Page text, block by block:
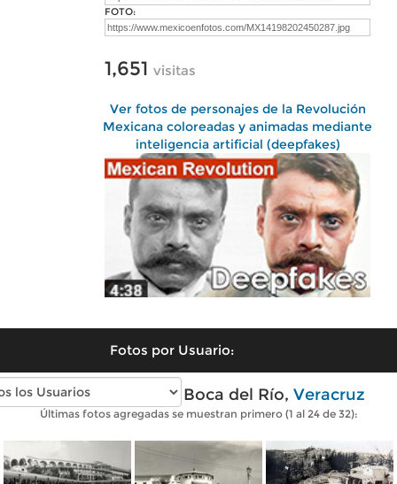
FOTO:
1,651 visitas
Ver fotos de personajes de la Revolución
Mexicana coloreadas y animadas mediante
inteligencia artificial (deepfakes)
Fotos por Usuario:
Fotos antiguas de Boca del Río, Veracruz
Últimas fotos agregadas se muestran primero (1 al 24 de 32):